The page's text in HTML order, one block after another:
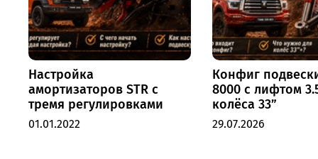
Настройка
амортизаторов STR с
тремя регулировками
01.01.2022
Конфиг
8000 с лифтом
колёса 33”
29.07.2026